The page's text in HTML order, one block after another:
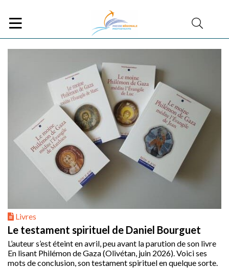
Livres
Le testament spirituel de Daniel Bourguet
L’auteur s’est éteint en avril, peu avant la parution de son livre
En lisant Philémon de Gaza (Olivétan, juin 2026). Voici ses
mots de conclusion, son testament spirituel en quelque sorte.